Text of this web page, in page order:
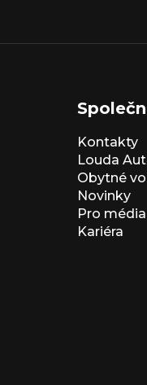
Kontakty
Louda
Obytné
Novinky
Pro média
Kariéra